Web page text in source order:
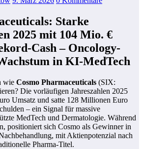
Starke
2025 mit 104 Mio. €
Cash – Oncology-
in KI-MedTech
wie Cosmo Pharmaceuticals (SIX:
Die vorläufigen Jahreszahlen 2025
Umsatz und satte 128 Millionen Euro
– ein Signal für massive
MedTech und Dermatologie. Während
positioniert sich Cosmo als Gewinner in
mit Aktienpotenzial nach
Pharma-Titel.